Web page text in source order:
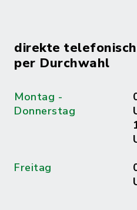
direkte
per Durchwahl
Montag -
Donnerstag
Freitag